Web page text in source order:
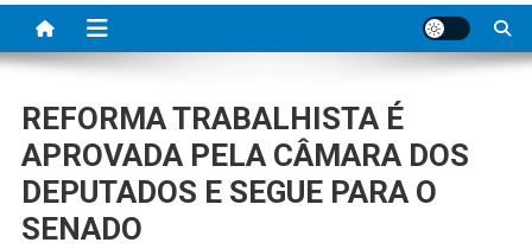
REFORMA TRABALHISTA É
APROVADA PELA CÂMARA DOS
DEPUTADOS E SEGUE PARA O
SENADO